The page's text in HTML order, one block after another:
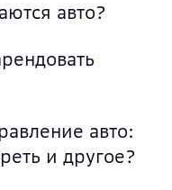
авто?
авто:
и другое?